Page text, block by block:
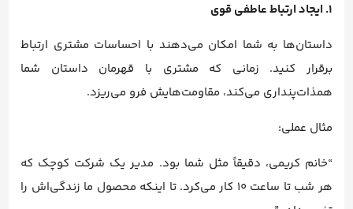
1. ایجاد ارتباط عاطفی قوی
داستان‌ها به شما امکان می‌دهند با احساسات مشتری ارتباط
برقرار کنید. زمانی که مشتری با قهرمان داستان شما
همذات‌پنداری می‌کند، مقاومت‌هایش فرو می‌ریزد.
مثال عملی:
“خانم کریمی، دقیقاً مثل شما بود. مدیر یک شرکت کوچک که
هر شب تا ساعت ۱۰ کار می‌کرد. تا اینکه محصول ما زندگی‌اش را